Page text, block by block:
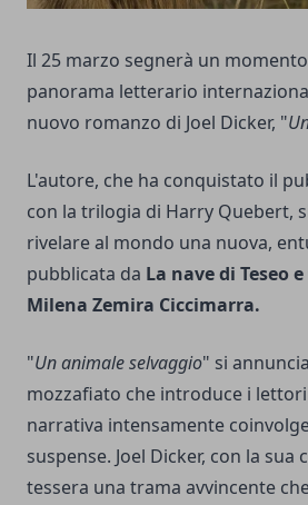
Il 25 marzo segnerà un
panorama letterario
nuovo romanzo di Joel Dicker, "
L'autore, che ha conquistato il
con la trilogia di Harry Quebert,
rivelare al mondo una nuova,
pubblicata da La nave di Teseo
Milena Zemira Ciccimarra.
"Un animale selvaggio" si
mozzafiato che introduce i
narrativa intensamente
suspense. Joel Dicker, con la sua
tessera una trama avvincente